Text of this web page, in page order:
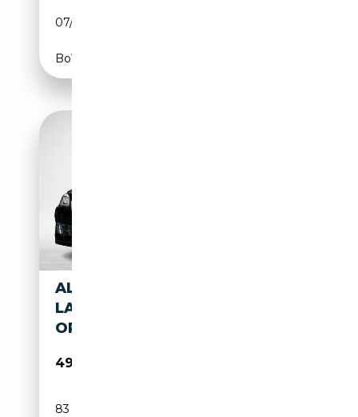
07/2018
Boîte automatique
ALPINA B7 BI-TURBO
LANGVERSION ALLRAD **FULL
OPTIONS**
49 990€
83 000 km